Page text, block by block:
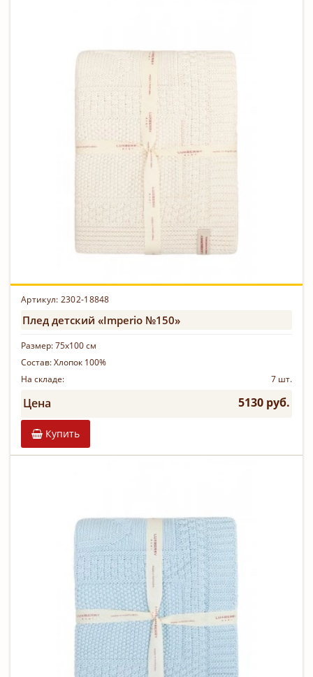
Артикул: 2302-18848
Плед детский «Imperio №150»
Размер:75х100 см
Состав:Хлопок 100%
На складе:
7 шт.
Цена 5130 руб.
Купить